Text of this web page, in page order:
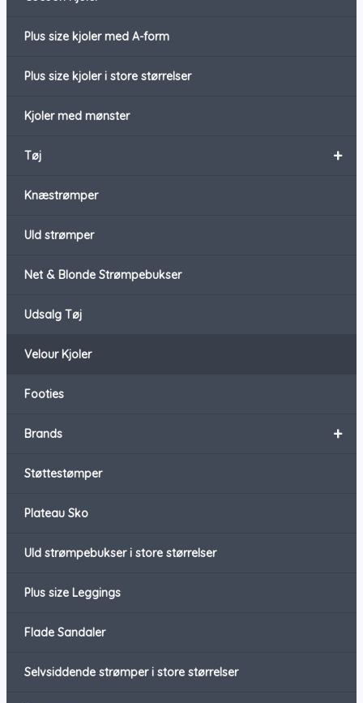
Plus size kjoler med A-form
Plus size kjoler i store størrelser
Kjoler med mønster
+
Tøj
Knæstrømper
Uld strømper
Net & Blonde Strømpebukser
Udsalg Tøj
Velour Kjoler
Footies
+
Brands
Støttestømper
Plateau Sko
Uld strømpebukser i store størrelser
Plus size Leggings
Flade Sandaler
Selvsiddende strømper i store størrelser